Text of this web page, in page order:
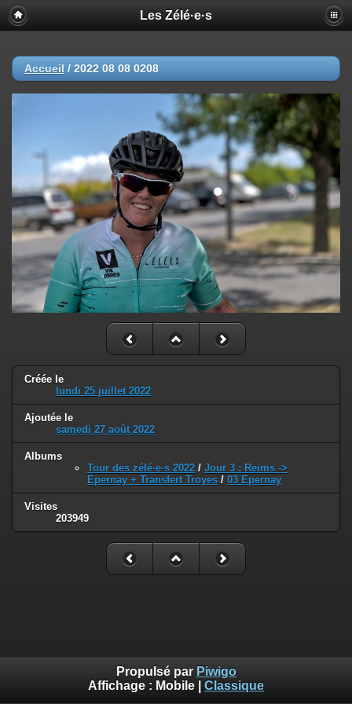
Les Zélé·e·s
Accueil / 2022 08 08 0208
Créée le
lundi 25 juillet 2022
Ajoutée le
samedi 27 août 2022
Albums
Tour des zélé·e·s 2022 / Jour 3 : Reims ->
Epernay + Transfert Troyes / 03 Epernay
Visites
203949
Propulsé par Piwigo
Affichage : Mobile Classique